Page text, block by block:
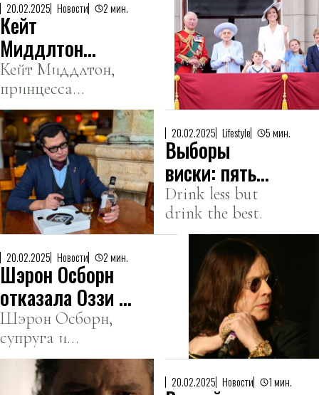
20.02.2025 Новости 2 мин.
Кейт
Миддлтон
отказалась от
древней
традиции
ради детей
Кейт Миддлтон,
принцесса
Уэльская,
решила
отказаться от
участия своих
детей в одной из
древнейших
королевских
Великобритании.
20.02.2025 Lifestyle 5 мин.
Выборы
виски: пять
по 50
Drink less but
drink the best.
20.02.2025 Новости 2 мин.
Шэрон Осборн
отказала Оззи в
роли в «Пиратах
Карибского
моря»
Шэрон Осборн,
супруга и
менеджер
знаменитого рок-
20.02.2025 Новости 1 мин.